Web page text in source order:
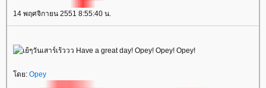
14 พฤศจิกายน 2551 8:55:40 น.
ดย: Opey